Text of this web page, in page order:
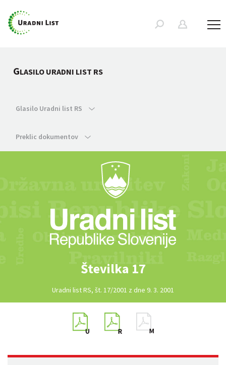
GLASILO URADNI LIST RS
Glasilo Uradni list RS
Preklic dokumentov
Številka 17
Uradni list RS, št. 17/2001 z dne 9. 3. 2001